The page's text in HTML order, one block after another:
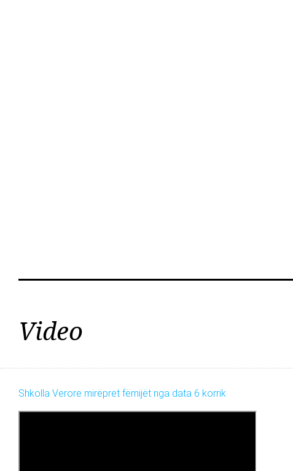
Video
Shkolla Verore mirëpret fëmijët nga data 6 korrik